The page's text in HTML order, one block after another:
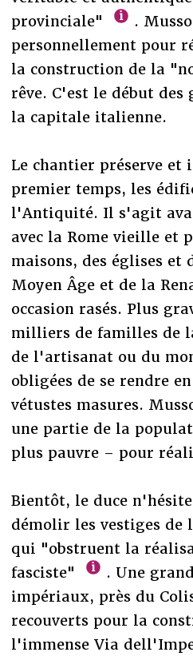
provinciale"
.
personnellement pour
la construction de la
rêve. C'est le début
la capitale italienne.
Le chantier préserve et
premier temps, les
l'Antiquité. Il s'agit
avec la Rome vieille et
maisons, des églises et
Moyen Âge et de la
occasion rasés. Plus
milliers de familles de
de l'artisanat ou du
obligées de se rendre
vétustes masures.
une partie de la
plus pauvre – pour
Bientôt, le duce
démolir les vestiges de
qui "obstruent la
fasciste"
. Une
impériaux, près du
recouverts pour la
l'immense Via